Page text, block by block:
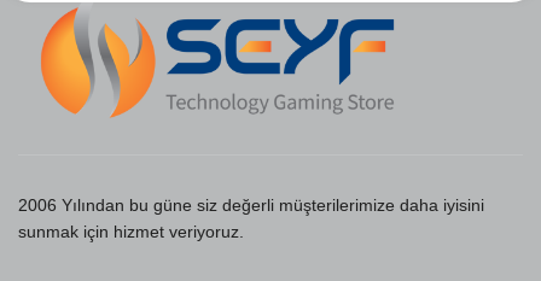
2006 Yılından bu güne siz değerli müşterilerimize daha iyisini
sunmak için hizmet veriyoruz.